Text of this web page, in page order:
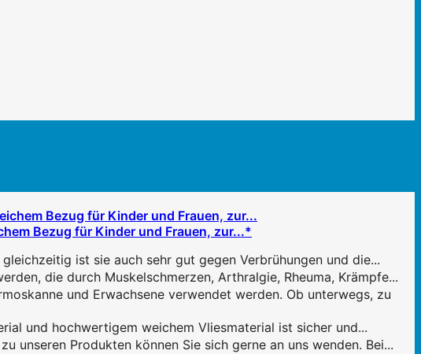
Bezug für Kinder und Frauen, zur...*
gleichzeitig ist sie auch sehr gut gegen Verbrühungen und die...
die durch Muskelschmerzen, Arthralgie, Rheuma, Krämpfe...
und Erwachsene verwendet werden. Ob unterwegs, zu
und hochwertigem weichem Vliesmaterial ist sicher und...
unseren Produkten können Sie sich gerne an uns wenden. Bei...